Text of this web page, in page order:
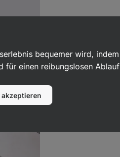
bequemer wird, indem
für einen reibungslosen Ablauf